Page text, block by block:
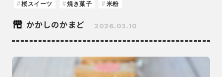
桜スイーツ
焼き菓子 米粉
かかしのかまど 2026.03.10